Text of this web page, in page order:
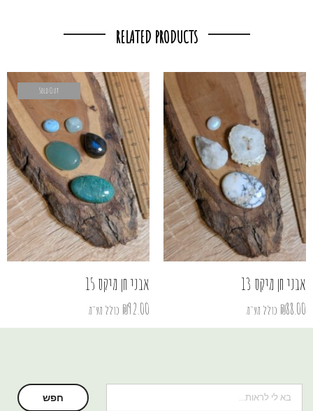
RELATED PRODUCTS
אבני חן מיקס 13
₪88.00 כולל מע"מ
Sold Out
אבני חן מיקס 15
₪92.00 כולל מע"מ
חיפוש חפש